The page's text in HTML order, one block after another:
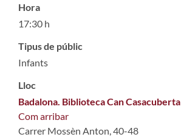
Hora
17:30 h
Tipus de públic
Infants
Lloc
Badalona. Biblioteca Can Casacuberta
Com arribar
Carrer Mossèn Anton, 40-48